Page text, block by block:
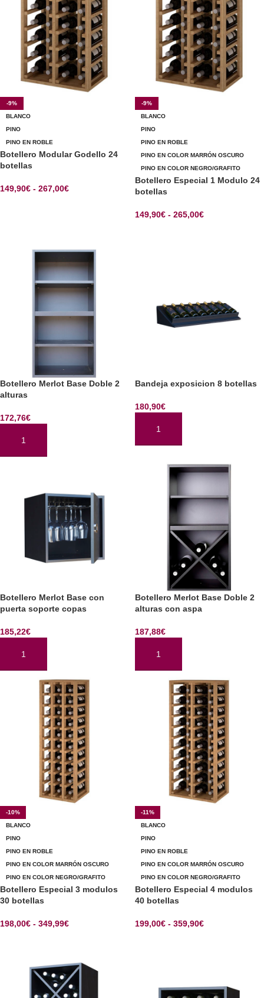
-9%
BLANCO
PINO
PINO EN ROBLE
Botellero Modular Godello 24
botellas
149,90€ - 267,00€
-9%
BLANCO
PINO
PINO EN ROBLE
PINO EN COLOR MARRÓN OSCURO
PINO EN COLOR NEGRO/GRAFITO
Botellero Especial 1 Modulo 24
botellas
149,90€ - 265,00€
Botellero Merlot Base Doble 2
alturas
172,76€
AÑADIR AL CARRITO
Bandeja exposicion 8 botellas
180,90€
AÑADIR AL CARRITO
Botellero Merlot Base con
puerta soporte copas
185,22€
AÑADIR AL CARRITO
Botellero Merlot Base Doble 2
alturas con aspa
187,88€
AÑADIR AL CARRITO
-10%
BLANCO
PINO
PINO EN ROBLE
PINO EN COLOR MARRÓN OSCURO
PINO EN COLOR NEGRO/GRAFITO
Botellero Especial 3 modulos
30 botellas
198,00€ - 349,99€
-11%
BLANCO
PINO
PINO EN ROBLE
PINO EN COLOR MARRÓN OSCURO
PINO EN COLOR NEGRO/GRAFITO
Botellero Especial 4 modulos
40 botellas
199,00€ - 359,90€